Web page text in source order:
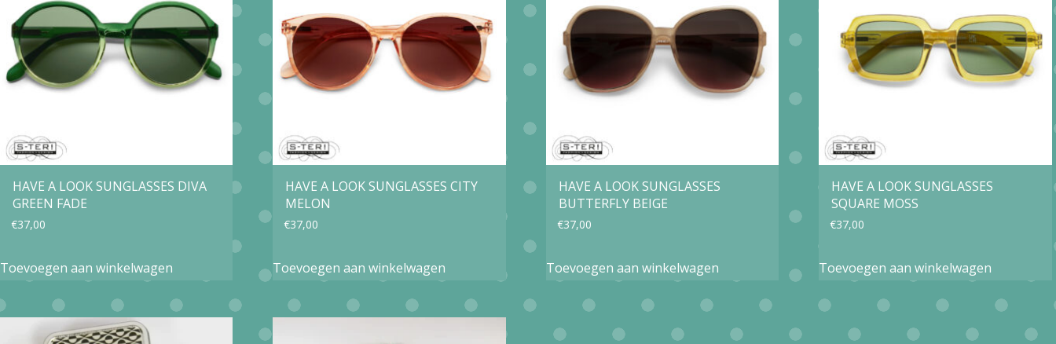
HAVE A LOOK SUNGLASSES DIVA
GREEN FADE
€37,00
Toevoegen aan winkelwagen
HAVE A LOOK SUNGLASSES CITY
MELON
€37,00
Toevoegen aan winkelwagen
HAVE A LOOK SUNGLASSES
BUTTERFLY BEIGE
€37,00
Toevoegen aan winkelwagen
HAVE A LOOK SUNGLASSES
SQUARE MOSS
€37,00
Toevoegen aan winkelwagen